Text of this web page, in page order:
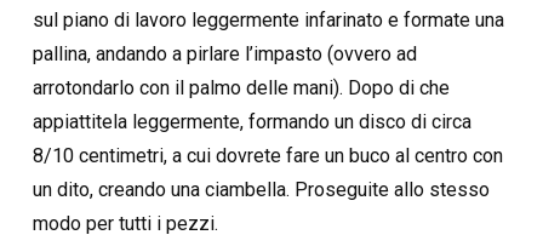
sul piano di lavoro leggermente infarinato e formate una
pallina, andando a pirlare l’impasto (ovvero ad
arrotondarlo con il palmo delle mani). Dopo di che
appiattitela leggermente, formando un disco di circa
8/10 centimetri, a cui dovrete fare un buco al centro con
un dito, creando una ciambella. Proseguite allo stesso
modo per tutti i pezzi.